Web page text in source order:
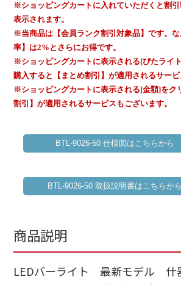
※ショッピングカートに入れていただくと割
表示されます。
※当商品は【会員ランク割引対象品】です。
率】は2%とさらにお得です。
※ショッピングカートに表示される[ぴたライ
購入すると【まとめ割引】が適用されるサービ
※ショッピングカートに表示される[金額]をク
割引】が適用されるサービスもございます。
BTL-9026-50 仕様図はこちらから
BTL-9026-50 取扱説明書はこちらから
商品説明
LEDバーライト 最新モデル 什